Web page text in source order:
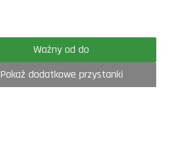
Ważny od do
Pokaż dodatkowe przystanki